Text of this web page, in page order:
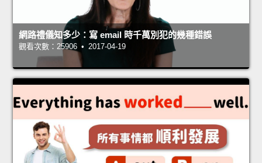
網路禮儀知多少：寫 email 時千萬別犯的幾種錯誤
觀看次數：25906 • 2017-04-19